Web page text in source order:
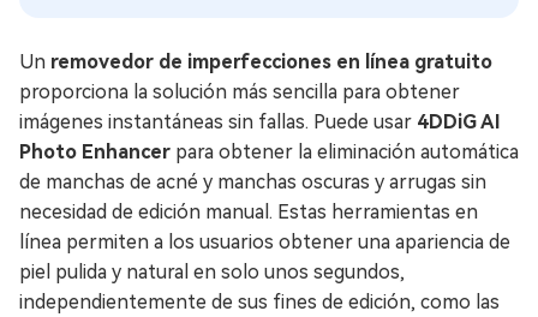
Un removedor de imperfecciones en línea gratuito
proporciona la solución más sencilla para obtener
imágenes instantáneas sin fallas. Puede usar 4DDiG AI
Photo Enhancer para obtener la eliminación automática
de manchas de acné y manchas oscuras y arrugas sin
necesidad de edición manual. Estas herramientas en
línea permiten a los usuarios obtener una apariencia de
piel pulida y natural en solo unos segundos,
independientemente de sus fines de edición, como las